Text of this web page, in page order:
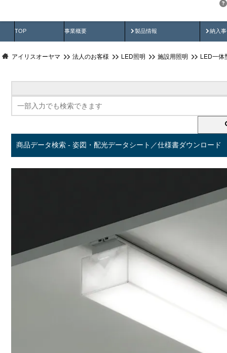
TOP 事業概要 製品情報
製品動画 納入
納
アイリスオーヤマ 法人のお客様 LED照明 施設用照明 LED一体
商品データ検索 - 姿図・配光データシート／仕様書ダウンロード